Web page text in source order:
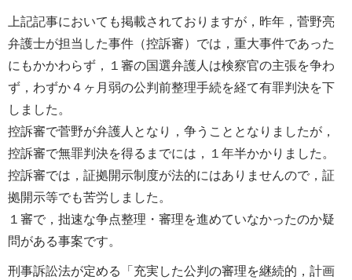
上記記事においても掲載されておりますが，昨年，菅野亮
弁護士が担当した事件（控訴審）では，重大事件であった
にもかかわらず，１審の国選弁護人は検察官の主張を争わ
ず，わずか４ヶ月弱の公判前整理手続を経て有罪判決を下
しました。
控訴審で菅野が弁護人となり，争うこととなりましたが，
控訴審で無罪判決を得るまでには，１年半かかりました。
控訴審では，証拠開示制度が法的にはありませんので，証
拠開示等でも苦労しました。
１審で，拙速な争点整理・審理を進めていなかったのか疑
問がある事案です。
刑事訴訟法が定める「充実した公判の審理を継続的，計画